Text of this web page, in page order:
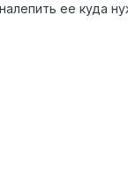
ее куда